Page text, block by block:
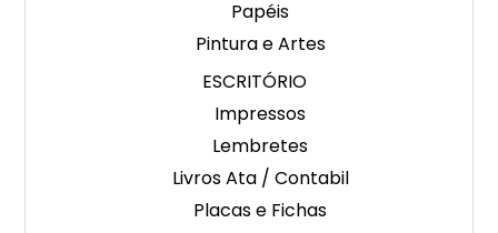
Papéis
Pintura e Artes
ESCRITÓRIO
Impressos
Lembretes
Livros Ata / Contabil
Placas e Fichas